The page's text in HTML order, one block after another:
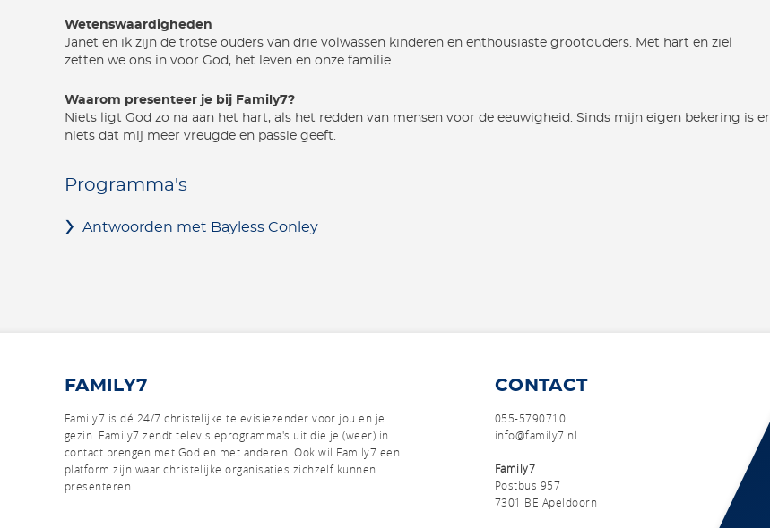
Wetenswaardigheden
Janet en ik zijn de trotse ouders van drie volwassen kinderen en enthousiaste grootouders. Met hart en ziel
zetten we ons in voor God, het leven en onze familie.
Waarom presenteer je bij Family7?
Niets ligt God zo na aan het hart, als het redden van mensen voor de eeuwigheid. Sinds mijn eigen bekering is er
niets dat mij meer vreugde en passie geeft.
Programma's
Antwoorden met Bayless Conley
FAMILY7
Family7 is dé 24/7 christelijke televisiezender voor jou en je
gezin. Family7 zendt televisieprogramma's uit die je (weer) in
contact brengen met God en met anderen.Ook wil Family7 een
platform zijn waar christelijke organisaties zichzelf kunnen
presenteren.
CONTACT
055-5790710
info@family7.nl
Family7
Postbus 957
7301 BE Apeldoorn